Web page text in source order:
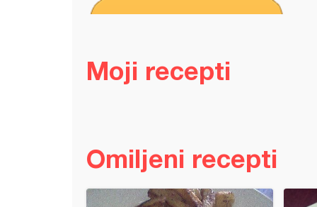
Moji recepti
Omiljeni recepti